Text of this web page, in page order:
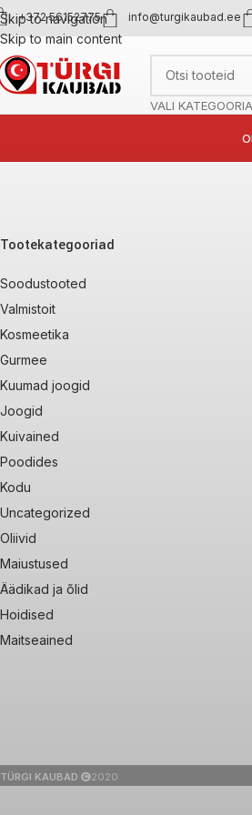
Skip to navigation
Skip to main content
+372 56152775 info@turgikaubad.ee
VALI KATEGOORIA
Tootekategooriad
Soodustooted
Valmistoit
Kosmeetika
Gurmee
Kuumad joogid
Joogid
Kuivained
Poodides
Kodu
Uncategorized
Oliivid
Maiustused
Äädikad ja õlid
Hoidised
Maitseained
TÜRGI KAUBAD 2020